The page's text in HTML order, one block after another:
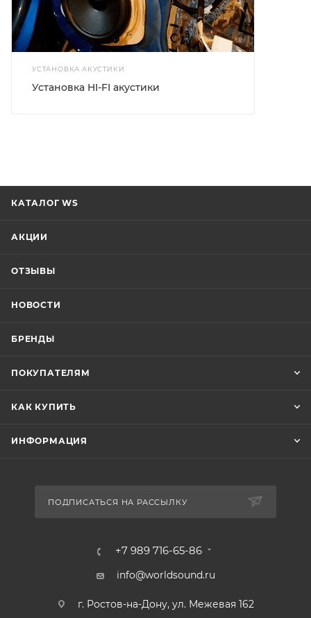
УСТАНОВКА АКУСТИКИ
Установка HI-FI акустики
КАТАЛОГ WS
АКЦИИ
ОТЗЫВЫ
НОВОСТИ
БРЕНДЫ
ПОКУПАТЕЛЯМ
КАК КУПИТЬ
ИНФОРМАЦИЯ
ПОДПИСАТЬСЯ НА РАССЫЛКУ
+7 989 716-65-86
info@worldsound.ru
г. Ростов-на-Дону, ул. Межевая 162